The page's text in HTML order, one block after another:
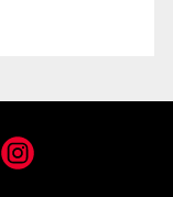
Instagram